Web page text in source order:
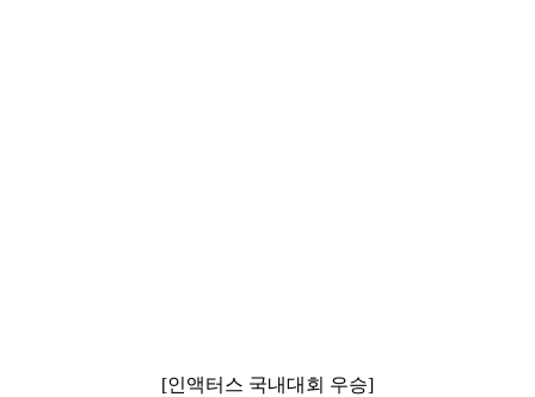
[인액터스 국내대회 우승]